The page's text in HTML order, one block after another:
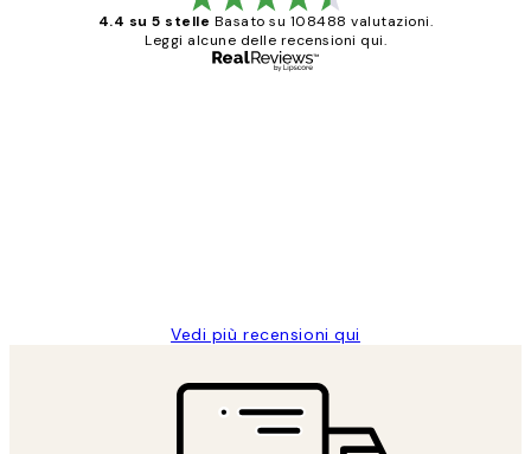
4.4 su 5 stelle Basato su 108488 valutazioni.
Leggi alcune delle recensioni qui.
Vedi più recensioni qui